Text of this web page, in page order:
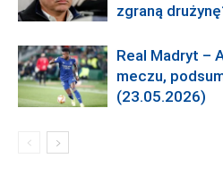
zgraną
Real Madryt –
meczu,
(23.05.2026)